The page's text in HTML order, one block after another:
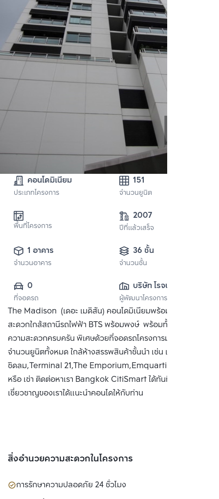
คอนโดมิเนียม
ประเภทโครงการ
151
จำนวนยูนิต
พื้นที่โครงการ
2007
ปีที่แล้วเสร็จ
1 อาคาร
จำนวนอาคาร
36 ชั้น
จำนวนชั้น
0
ที่จอดรถ
บริษัท โรจนะ พร็อพ
เพอร์ตี้ จำกัด
ผู้พัฒนาโครงการ
The Madison (เดอะ เมดิสัน) คอนโดมิเนียมพร้อมอยู่เดินทาง
สะดวกใกล้สถานีรถไฟฟ้า BTS พร้อมพงษ์ พร้อมทั้งสิ่งอำนวย
ความสะดวกครบครัน พิเศษด้วยที่จอดรถโครงการมากกว่า
จำนวนยูนิตทั้งหมด ใกล้ห้างสรรพสินค้าชั้นนำ เช่น เซ็นทรัล
ชิดลม,Terminal 21,The Emporium,Emquartier ซื้อ ขาย
หรือ เช่า ติดต่อหาเรา Bangkok CitiSmart ได้ทันที เพื่อให้ผู้
เชี่ยวชาญของเราได้แนะนำคอนโดให้กับท่าน
สิ่งอำนวยความสะดวกในโครงการ
การรักษาความปลอดภัย 24 ชั่วโมง